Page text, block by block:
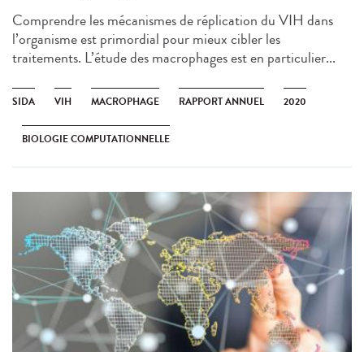
Comprendre les mécanismes de réplication du VIH dans
l’organisme est primordial pour mieux cibler les
traitements. L’étude des macrophages est en particulier...
SIDA VIH MACROPHAGE RAPPORT ANNUEL 2020
BIOLOGIE COMPUTATIONNELLE